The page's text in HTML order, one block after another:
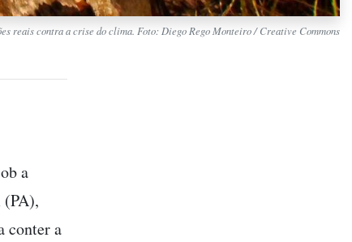
reais contra a crise do clima. Foto: Diego Rego Monteiro / Creative Commons
a
(PA),
conter a